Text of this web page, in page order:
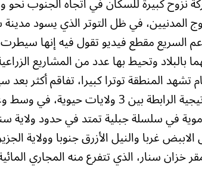
في ظل التوتر الذي يسود مدينة سنار
السريع مقطع فيديو تقول فيه إنها سيطرت
بالبلاد وتحيط بها عدد من المشاريع
أكثر من 5 أيام تشهد المنطقة توترا كبيرا،
حيوية، في وسط وغرب السودان.
في سلسلة جبلية تمتد في حدود ولاية
غربا والنيل الأزرق جنوبا وولاية
خزان سنار، الذي تتفرع منه المجاري